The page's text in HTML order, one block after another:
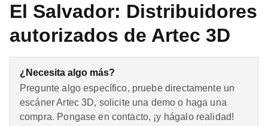
El Salvador: Distribuidores
autorizados de Artec 3D
¿Necesita algo más?
Pregunte algo específico, pruebe directamente un
escáner Artec 3D, solicite una demo o haga una
compra. Pongase en contacto, ¡y hágalo realidad!